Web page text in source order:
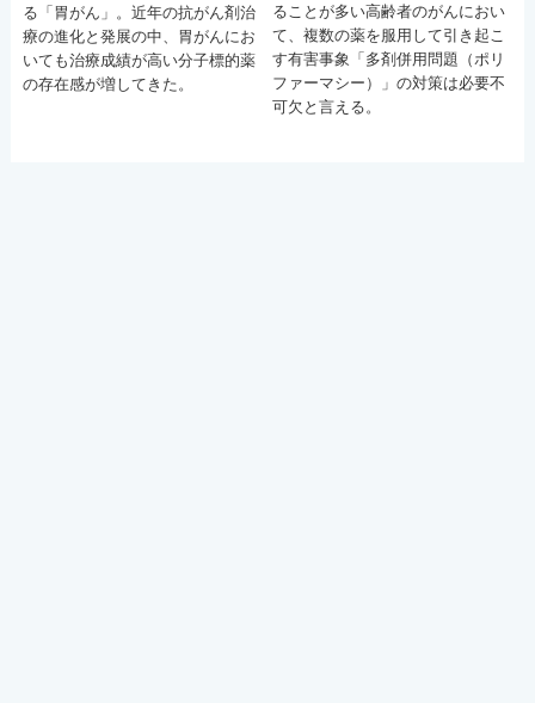
る「胃がん」。近年の抗がん剤治
療の進化と発展の中、胃がんにお
いても治療成績が高い分子標的薬
の存在感が増してきた。
ることが多い高齢者のがんにおい
て、複数の薬を服用して引き起こ
す有害事象「多剤併用問題（ポリ
ファーマシー）」の対策は必要不
可欠と言える。